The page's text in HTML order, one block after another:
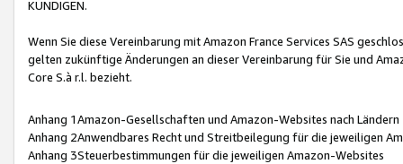
KÜNDIGEN.
Wenn Sie diese Vereinbarung mit Amazon France Services SAS
gelten zukünftige Änderungen an dieser Vereinbarung für Sie und
Core S.à r.l. bezieht.
Anhang 1Amazon-Gesellschaften und Amazon-Websites nach Ländern
Anhang 2Anwendbares Recht und Streitbeilegung für die jeweiligen
Anhang 3Steuerbestimmungen für die jeweiligen Amazon-Websites